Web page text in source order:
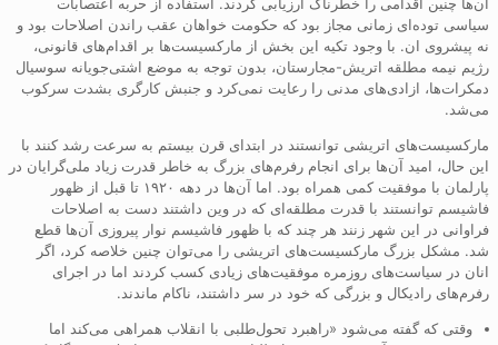
سیاسی توده‌ای زمانی مجاز بود که حکومت خواهان عقب راندن اصلاحات بود و
نه پیشروی ان. با وجود تکیه این بخش از مارکسیست‌ها بر اقدام‌های قانونی،
رژیم نیمه مطلقه اتریش-مجارستان، بدون توجه به موضع اشتی‌جویانه سوسیال
دمکرات‌ها، ازادی‌های مدنی را رعایت نمی‌کرد و جنبش کارگری بشدت سرکوب
می‌شد.
مارکسیست‌های اتریشی توانستند در ابتدای قرن بیستم به سرعت رشد کنند با
این حال، امید آن‌ها برای انجام رفرم‌های بزرگ به خاطر قدرت زیاد ملی‌گرایان در
پارلمان با موفقیت کمی همراه بود. اما آن‌ها در دهه ۱۹۲۰ تا قبل از ظهور
فاشیسم توانستند با قدرت مطلقه‌ای که در وین داشتند دست به اصلاحات
فراوانی در این شهر زنند هر چند که با ظهور فاشیسم نوار پیروزی آن‌ها قطع
شد. مشکل بزرگ مارکسیست‌های اتریشی را می‌توان چنین خلاصه کرد، اگر
انان در سیاست‌های روزمره موفقیت‌های زیادی کسب کردند اما در اجرای
رفرم‌های رادیکال و بزرگی که خود در سر داشتند، ناکام ماندند.
وقتی که گفته می‌شود «راهبرد تحول‌طلبی با انقلاب همراهی می‌کند اما